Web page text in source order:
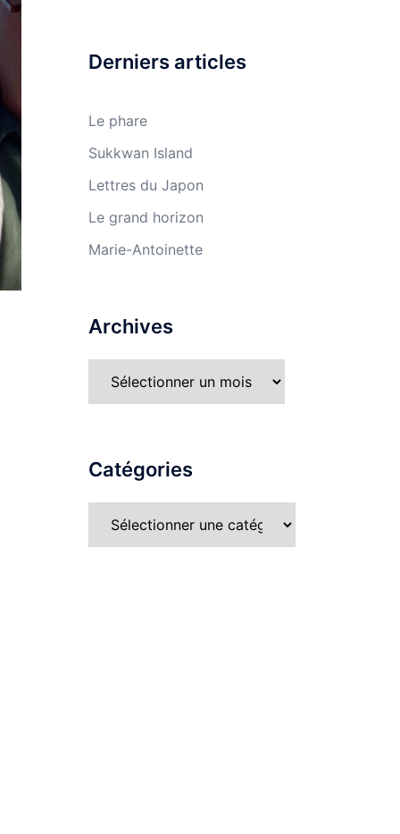
Derniers articles
Le phare
Sukkwan Island
Lettres du Japon
Le grand horizon
Marie-Antoinette
Archives
Catégories